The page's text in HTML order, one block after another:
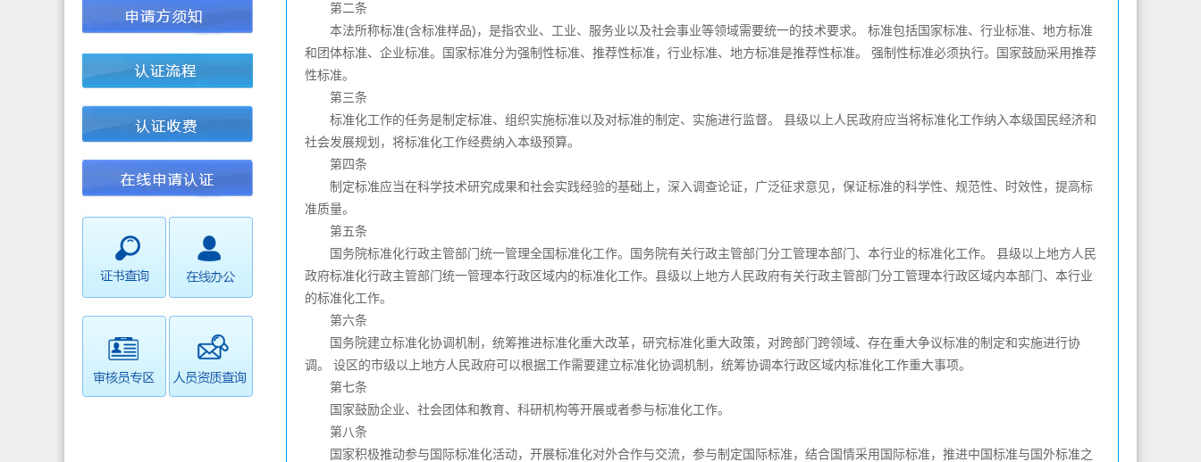
第二条
本法所称标准(含标准样品)，是指农业、工业、服务业以及社会事业等领域需要统一的技术要求。 标准包括国家标准、行业标准、地方标准
和团体标准、企业标准。国家标准分为强制性标准、推荐性标准，行业标准、地方标准是推荐性标准。 强制性标准必须执行。国家鼓励采用推荐
性标准。
第三条
标准化工作的任务是制定标准、组织实施标准以及对标准的制定、实施进行监督。 县级以上人民政府应当将标准化工作纳入本级国民经济和
社会发展规划，将标准化工作经费纳入本级预算。
第四条
制定标准应当在科学技术研究成果和社会实践经验的基础上，深入调查论证，广泛征求意见，保证标准的科学性、规范性、时效性，提高标
准质量。
第五条
国务院标准化行政主管部门统一管理全国标准化工作。国务院有关行政主管部门分工管理本部门、本行业的标准化工作。 县级以上地方人民
政府标准化行政主管部门统一管理本行政区域内的标准化工作。县级以上地方人民政府有关行政主管部门分工管理本行政区域内本部门、本行业
的标准化工作。
第六条
国务院建立标准化协调机制，统筹推进标准化重大改革，研究标准化重大政策，对跨部门跨领域、存在重大争议标准的制定和实施进行协
调。 设区的市级以上地方人民政府可以根据工作需要建立标准化协调机制，统筹协调本行政区域内标准化工作重大事项。
第七条
国家鼓励企业、社会团体和教育、科研机构等开展或者参与标准化工作。
第八条
国家积极推动参与国际标准化活动，开展标准化对外合作与交流，参与制定国际标准，结合国情采用国际标准，推进中国标准与国外标准之